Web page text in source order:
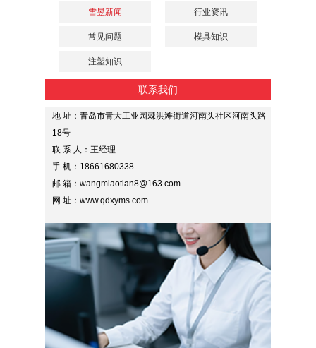
雪昱新闻 行业资讯
常见问题 模具知识
注塑知识
联系我们
地 址：青岛市青大工业园棘洪滩街道河南头社区河南头路
18号
联 系 人：王经理
手 机：18661680338
邮 箱：wangmiaotian8@163.com
网 址：www.qdxyms.com